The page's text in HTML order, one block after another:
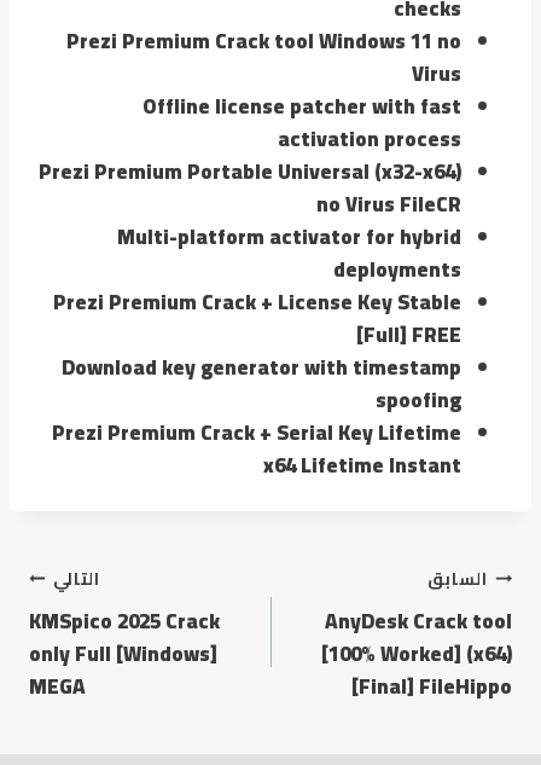
checks
Prezi Premium Crack tool Windows 11 no
Virus
Offline license patcher with fast
activation process
Prezi Premium Portable Universal (x32-x64)
no Virus FileCR
Multi-platform activator for hybrid
deployments
Prezi Premium Crack + License Key Stable
[Full] FREE
Download key generator with timestamp
spoofing
Prezi Premium Crack + Serial Key Lifetime
x64 Lifetime Instant
السابق
AnyDesk Crack tool
[100% Worked] (x64)
[Final] FileHippo
التالي
KMSpico 2025 Crack
only Full [Windows]
MEGA